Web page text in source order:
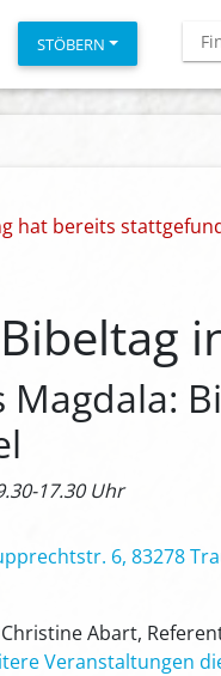
STÖBERN
hat bereits
Magdala:
17.30 Uhr
6, 83278
Abart,
Veranstaltungen